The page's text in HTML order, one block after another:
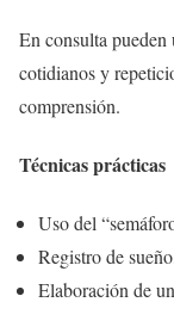
En consulta pueden
cotidianos y
comprensión.
Técnicas prácticas
Uso del
Registro de
Elaboración de